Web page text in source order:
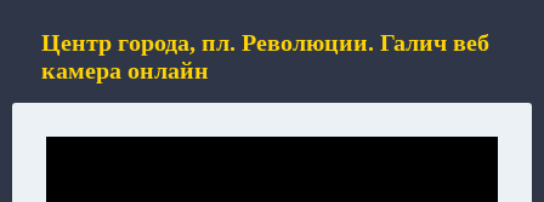
Центр города, пл. Революции. Галич веб
камера онлайн